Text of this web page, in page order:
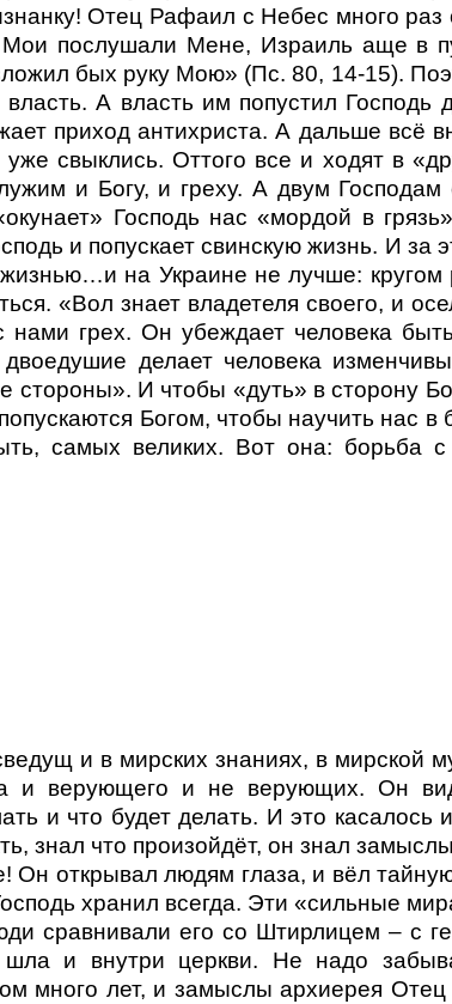
Отец Рафаил с Небес много раз
послушали Мене, Израиль аще в
бых руку Мою» (Пс. 80, 14-15).
А власть им попустил Господь
приход антихриста. А дальше всё
свыклись. Оттого все и ходят в
и Богу, и греху. А двум Господам
Господь нас «мордой в
и попускает свинскую жизнь. И за
на Украине не лучше: кругом
«Вол знает владетеля своего, и
грех. Он убеждает человека
делает человека
стороны». И чтобы «дуть» в сторону
Богом, чтобы научить нас в
самых великих. Вот она: борьба с
и в мирских знаниях, в мирской
и верующего и не верующих. Он
и что будет делать. И это касалось
знал что произойдёт, он знал
Он открывал людям глаза, и вёл
хранил всегда. Эти «сильные
сравнивали его со Штирлицем – с
и внутри церкви. Не надо
много лет, и замыслы архиерея